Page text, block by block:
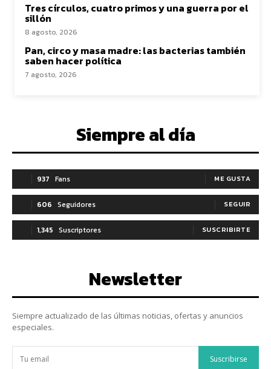
Tres círculos, cuatro primos y una guerra por el
sillón
8 agosto, 2026
Pan, circo y masa madre: las bacterias también
saben hacer política
7 agosto, 2026
Siempre al día
937 Fans ME GUSTA
606 Seguidores SEGUIR
1,345 Suscriptores SUSCRIBIRTE
Newsletter
Siempre actualizado de las últimas noticias, ofertas y anuncios
especiales.
Suscribirse